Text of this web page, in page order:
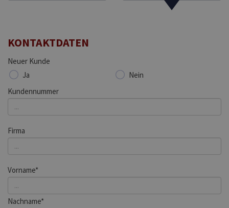
KONTAKTDATEN
Neuer Kunde
Ja
Nein
Kundennummer
Firma
Vorname*
Nachname*